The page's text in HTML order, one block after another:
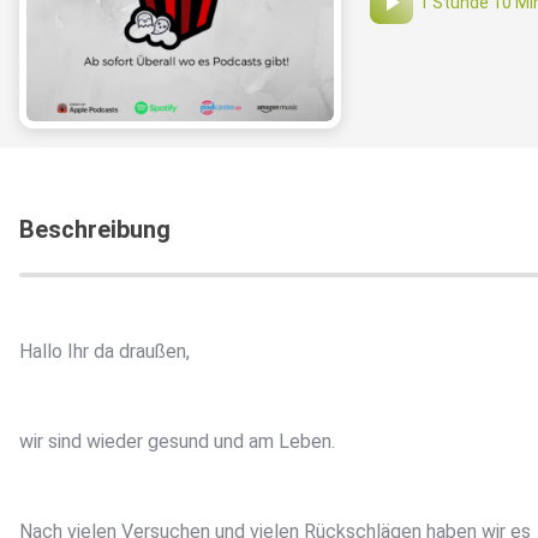
Beschreibung
Hallo Ihr da draußen,
wir sind wieder gesund und am Leben.
Nach vielen Versuchen und vielen Rückschlägen haben wir es